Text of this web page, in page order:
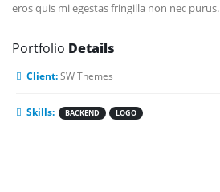
eros quis mi egestas fringilla non nec purus.
Portfolio Details
Client:SW Themes
Skills: BACKEND LOGO